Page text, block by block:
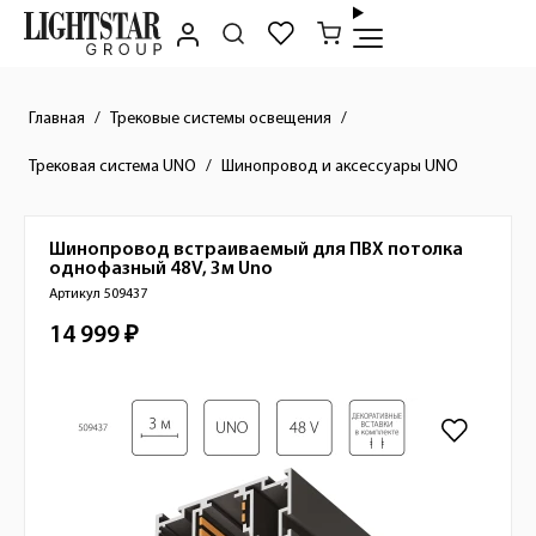
Главная Трековые системы освещения
Трековая система UNO Шинопровод и аксессуары UNO
Краткое описание товара
Изображения товара
Шинопровод встраиваемый для ПВХ потолка
однофазный 48V, 3м Uno
Артикул 509437
Стоимость товара
14 999 ₽